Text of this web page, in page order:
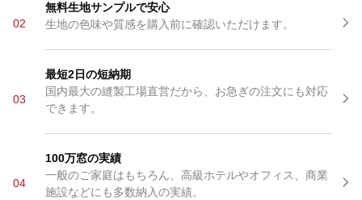
02
無料生地サンプルで安心
生地の色味や質感を購入前に確認いただけます。
03
最短2日の短納期
国内最大の縫製工場直営だから、お急ぎの注文にも対応
できます。
04
100万窓の実績
一般のご家庭はもちろん、高級ホテルやオフィス、商業
施設などにも多数納入の実績。